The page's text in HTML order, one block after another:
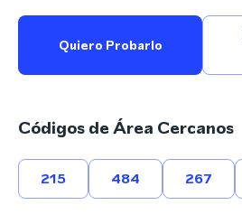
Quiero Probarlo
Códigos de Área Cercanos
215 484 267